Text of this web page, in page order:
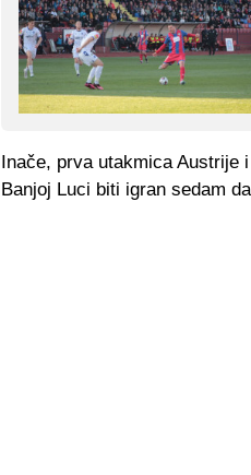
Inače, prva utakmica Austrije
Banjoj Luci biti igran sedam